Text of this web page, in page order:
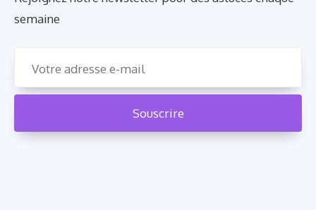
semaine